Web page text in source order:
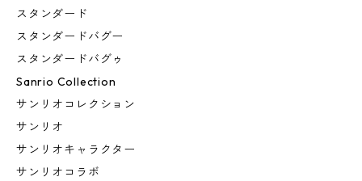
スタンダード
スタンダードバグー
スタンダードバグゥ
Sanrio Collection
サンリオコレクション
サンリオ
サンリオキャラクター
サンリオコラボ